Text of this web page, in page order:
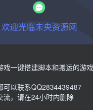
￥9.9 ￥ 300
欢迎光临未央资源网
戏一键搭建脚本和搬运的游
可以联系QQ2834439487
流，请在24小时内删除